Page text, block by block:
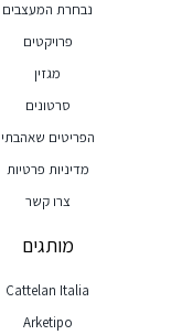
נבחרת המעצבים
פרויקטים
מגזין
סרטונים
הפריטים שאהבתי
מדיניות פרטיות
צרו קשר
מותגים
Cattelan Italia
Arketipo